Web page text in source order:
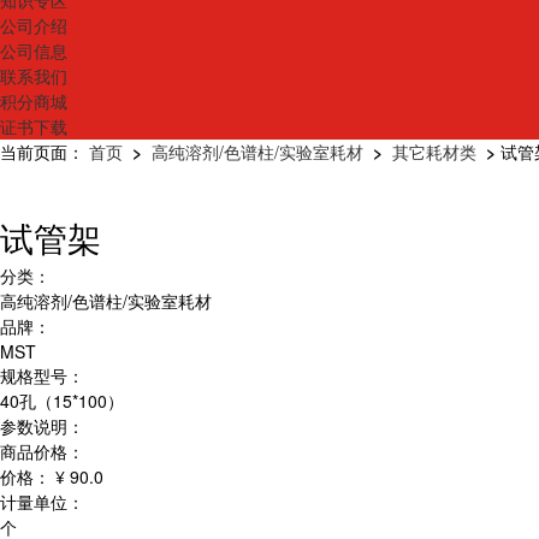
公司介绍
公司信息
联系我们
积分商城
证书下载
当前页面： 首页 > 高纯溶剂/色谱柱/实验室耗材 > 其它耗材类 > 试管
试管架
分类：
高纯溶剂/色谱柱/实验室耗材
品牌：
MST
规格型号：
40孔（15*100）
参数说明：
商品价格：
价格： ¥ 90.0
计量单位：
个